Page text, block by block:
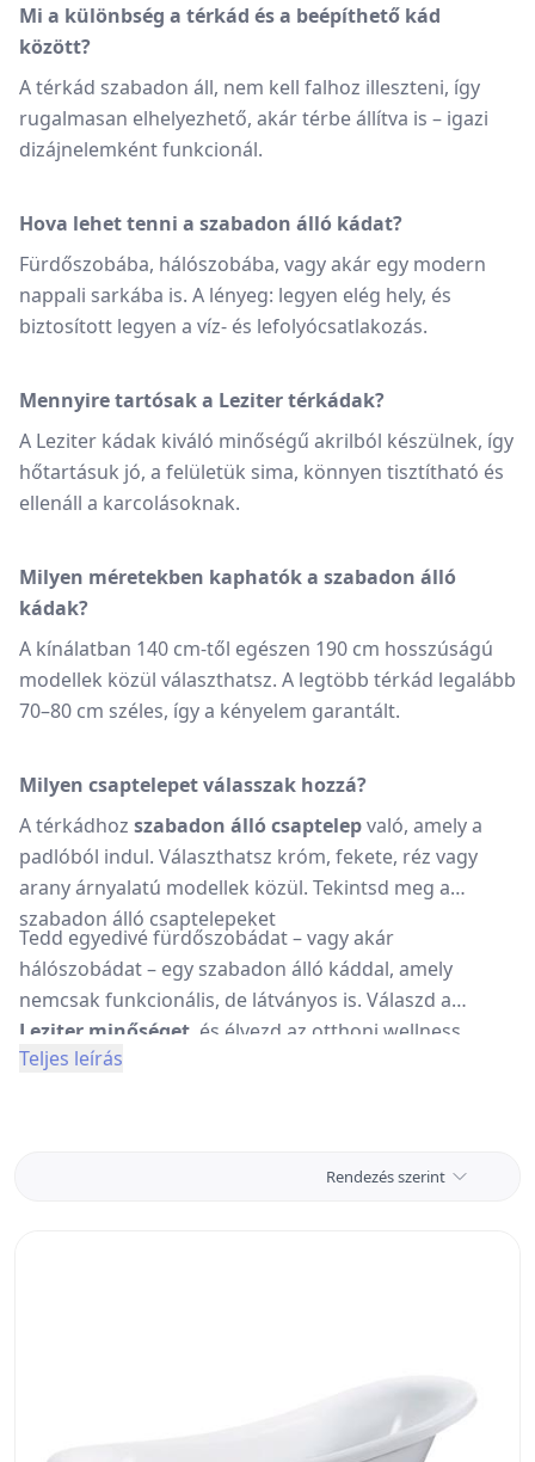
Mi a különbség a térkád és a beépíthető kád
között?
A térkád szabadon áll, nem kell falhoz illeszteni, így
rugalmasan elhelyezhető, akár térbe állítva is – igazi
dizájnelemként funkcionál.
Hova lehet tenni a szabadon álló kádat?
Fürdőszobába, hálószobába, vagy akár egy modern
nappali sarkába is. A lényeg: legyen elég hely, és
biztosított legyen a víz- és lefolyócsatlakozás.
Mennyire tartósak a Leziter térkádak?
A Leziter kádak kiváló minőségű akrilból készülnek, így
hőtartásuk jó, a felületük sima, könnyen tisztítható és
ellenáll a karcolásoknak.
Milyen méretekben kaphatók a szabadon álló
kádak?
A kínálatban 140 cm-től egészen 190 cm hosszúságú
modellek közül választhatsz. A legtöbb térkád legalább
70–80 cm széles, így a kényelem garantált.
Milyen csaptelepet válasszak hozzá?
A térkádhoz szabadon álló csaptelepvaló, amely a
padlóból indul. Választhatsz króm, fekete, réz vagy
arany árnyalatú modellek közül. Tekintsd meg a
szabadon álló csaptelepeket
Tedd egyedivé fürdőszobádat – vagy akár
hálószobádat – egy szabadon álló káddal, amely
nemcsak funkcionális, de látványos is. Válaszd a
Leziter minőséget , és élvezd az otthoni wellness
élményt nap mint nap!
Teljes leírás
Rendezés szerint